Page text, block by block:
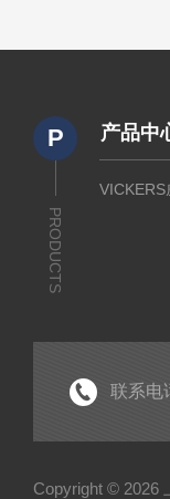
P
PRODUCTS
产品中
VICKERS
联系电
Copyright © 2026